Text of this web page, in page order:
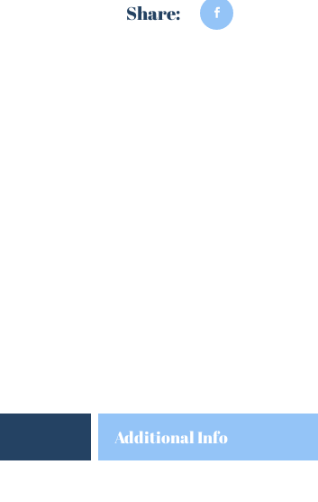
Share:
Additional Info